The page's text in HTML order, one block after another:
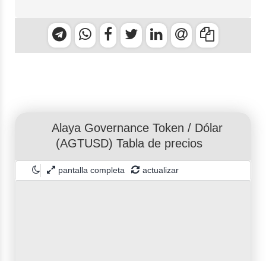
Alaya Governance Token / Dólar
(AGTUSD) Tabla de precios
pantalla completa actualizar